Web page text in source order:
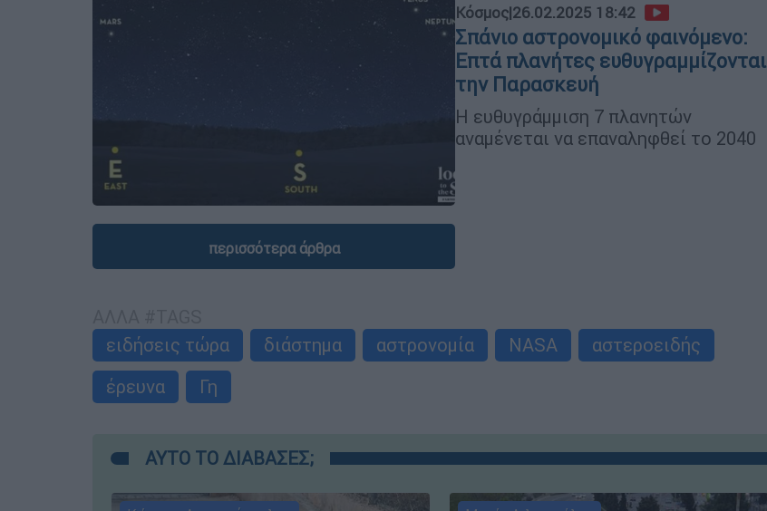
Κόσμος|26.02.2025 18:42
Σπάνιο αστρονομικό φαινόμενο:
Επτά πλανήτες ευθυγραμμίζονται
την Παρασκευή
H ευθυγράμμιση 7 πλανητών
αναμένεται να επαναληφθεί το 2040
περισσότερα άρθρα
ειδήσεις τώρα
διάστημα αστρονομία NASA
αστεροειδής
έρευνα
Γη
ΑΥΤΟ ΤΟ ΔΙΑΒΑΣΕΣ;